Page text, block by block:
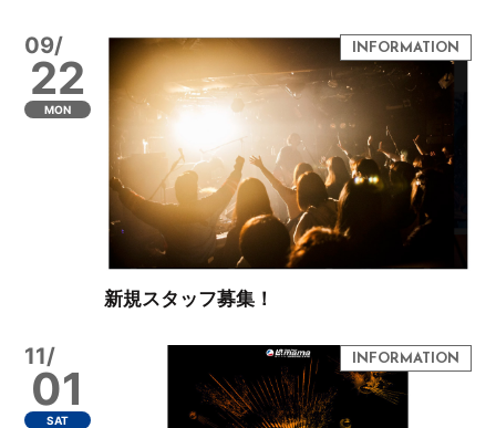
09/
22
MON
新規スタッフ募集！
11/
01
SAT